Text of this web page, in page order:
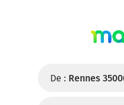
De : Rennes